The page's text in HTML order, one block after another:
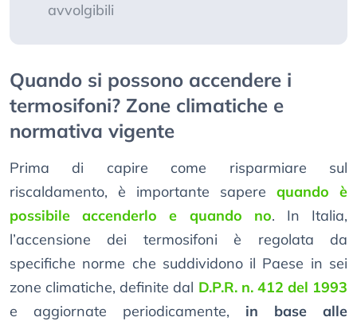
avvolgibili
Quando si possono accendere i
termosifoni? Zone climatiche e
normativa vigente
Prima di capire come risparmiare sul
riscaldamento, è importante sapere quando è
possibile accenderlo e quando no. In Italia,
l’accensione dei termosifoni è regolata da
specifiche norme che suddividono il Paese in sei
zone climatiche, definite dal D.P.R. n. 412 del 1993
e aggiornate periodicamente, in base alle